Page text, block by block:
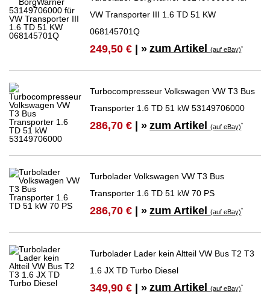
VW Transporter III 1.6 TD 51 KW
068145701Q
249,50 € | » zum Artikel(auf eBay)*
Turbocompresseur Volkswagen VW T3 Bus
Transporter 1.6 TD 51 kW 53149706000
286,70 € | » zum Artikel(auf eBay)*
Turbolader Volkswagen VW T3 Bus
Transporter 1.6 TD 51 kW 70 PS
286,70 € | » zum Artikel(auf eBay)*
Turbolader Lader kein Altteil VW Bus T2 T3
1.6 JX TD Turbo Diesel
349,90 € | » zum Artikel(auf eBay)*